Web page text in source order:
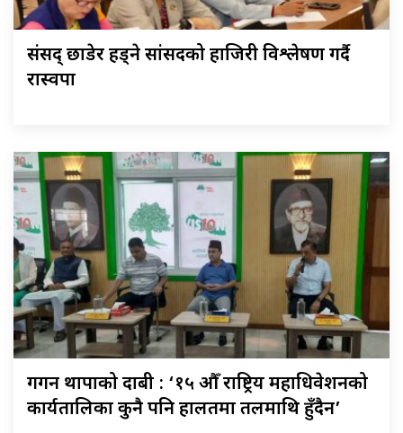
संसद् छाडेर हिँड्ने सांसदको हाजिरी विश्लेषण गर्दै
रास्वपा
गगन थापाको दाबी : ‘१५ औँ राष्ट्रिय महाधिवेशनको
कार्यतालिका कुनै पनि हालतमा तलमाथि हुँदैन’